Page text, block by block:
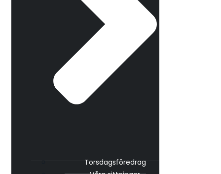
Torsdagsföredrag